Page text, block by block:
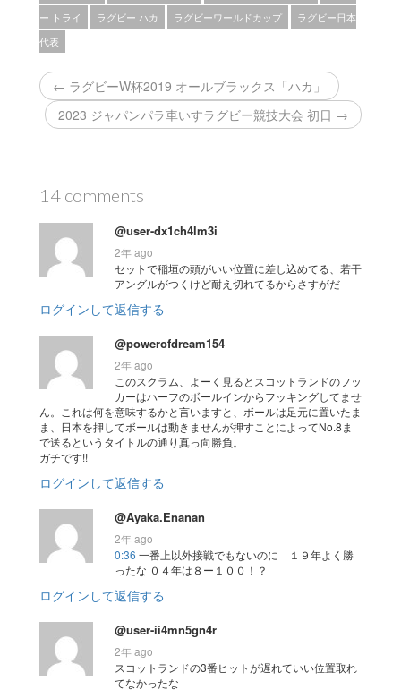
ー トライ ラグビー ハカ ラグビーワールドカップ
ラグビー日本
代表
← ラグビーW杯2019 オールブラックス「ハカ」
2023 ジャパンパラ車いすラグビー競技大会 初日 →
14 comments
@user-dx1ch4lm3i
2年 ago
セットで稲垣の頭がいい位置に差し込めてる、若干
アングルがつくけど耐え切れてるからさすがだ
ログインして返信する
@powerofdream154
2年 ago
このスクラム、よーく見るとスコットランドのフッ
カーはハーフのボールインからフッキングしてませ
ん。これは何を意味するかと言いますと、ボールは足元に置いたま
ま、日本を押してボールは動きませんが押すことによってNo.8ま
で送るというタイトルの通り真っ向勝負。
ガチです!!
ログインして返信する
@Ayaka.Enanan
2年 ago
0:36 一番上以外接戦でもないのに １９年よく勝
ったな ０４年は８ー１００！？
ログインして返信する
@user-ii4mn5gn4r
2年 ago
スコットランドの3番ヒットが遅れていい位置取れ
てなかったな